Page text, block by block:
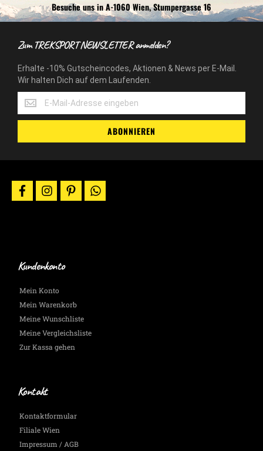
Besuche uns in A-1060 Wien, Stumpergasse 16
Zum TREKSPORT NEWSLETTER anmelden?
Erhalte -10% Gutscheincodes, Aktionen & News per E-Mail.
Wir halten Dich auf dem Laufenden.
Erhalte
-10%
Gutscheincodes,
&
E-
Mail.
Wir
Laufenden.
ABONNIEREN
facebookinstagrampinterestwhatsapp
Kundenkonto
Mein Konto
Mein Warenkorb
Meine Wunschliste
Meine Vergleichsliste
Zur Kassa gehen
Kontakt
Kontaktformular
Filiale Wien
Impressum / AGB